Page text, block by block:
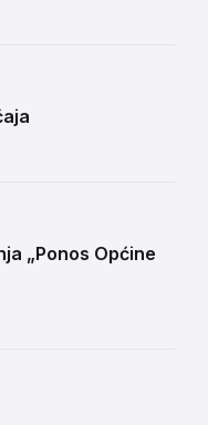
„Ponos Općine